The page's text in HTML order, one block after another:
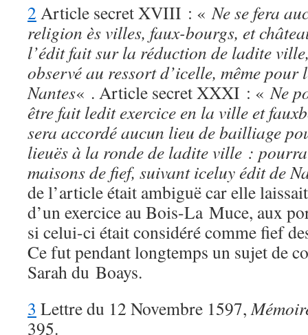
2 Article secret XVIII : «Ne se fera
religion ès villes, faux-bourgs, et
l’édit fait sur la réduction de ladite
observé au ressort d’icelle, même pour
Nantes« . Article secret XXXI : «Ne
être fait ledit exercice en la ville et
sera accordé aucun lieu de bailliage
lieuës à la ronde de ladite ville :
maisons de fief, suivant iceluy édit de
de l’article était ambiguë car elle
d’un exercice au Bois-La Muce, aux
si celui-ci était considéré comme fief
Ce fut pendant longtemps un sujet de
Sarah du Boays.
3 Lettre du 12 Novembre 1597,
395.